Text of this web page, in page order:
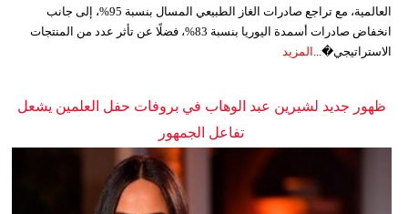
العالمية، مع تراجع صادرات الغاز الطبيعي المسال بنسبة 95%، إلى جانب
انخفاض صادرات أسمدة اليوريا بنسبة 83%، فضلًا عن تأثر عدد من المنتجات
الاستراتيجي�... المزيد
ظهور جديد لشيرين عبد الوهاب في بروفات حفل العلمين يشعل
تفاعل الجمهور